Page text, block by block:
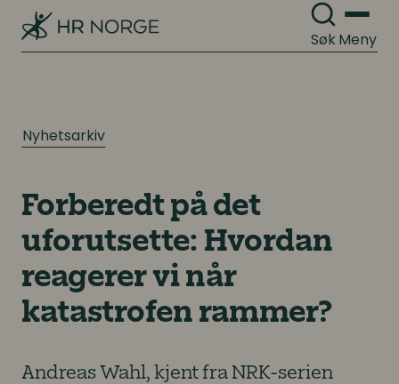
SøkMeny
Nyhetsarkiv
Forberedt på det
uforutsette: Hvordan
reagerer vi når
katastrofen rammer?
Andreas Wahl, kjent fra NRK-serien